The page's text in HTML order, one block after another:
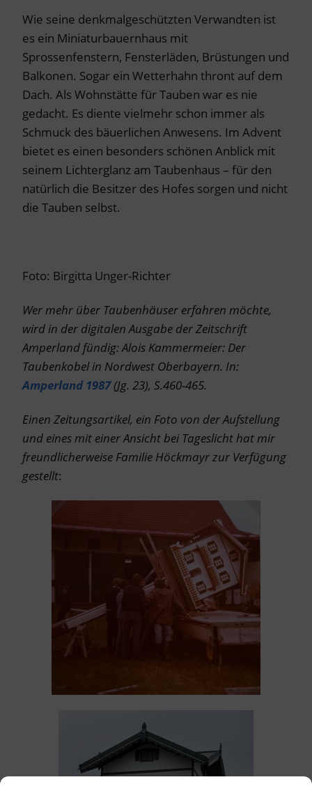
Wie seine denkmalgeschützten Verwandten ist
es ein Miniaturbauernhaus mit
Sprossenfenstern, Fensterläden, Brüstungen und
Balkonen. Sogar ein Wetterhahn thront auf dem
Dach. Als Wohnstätte für Tauben war es nie
gedacht. Es diente vielmehr schon immer als
Schmuck des bäuerlichen Anwesens. Im Advent
bietet es einen besonders schönen Anblick mit
seinem Lichterglanz am Taubenhaus – für den
natürlich die Besitzer des Hofes sorgen und nicht
die Tauben selbst.
Foto: Birgitta Unger-Richter
Wer mehr über Taubenhäuser erfahren möchte,
wird in der digitalen Ausgabe der Zeitschrift
Amperland fündig: Alois Kammermeier: Der
Taubenkobel in Nordwest Oberbayern. In:
Amperland 1987(Jg. 23), S.460-465.
Einen Zeitungsartikel, ein Foto von der Aufstellung
und eines mit einer Ansicht bei Tageslicht hat mir
freundlicherweise Familie Höckmayr zur Verfügung
gestellt: